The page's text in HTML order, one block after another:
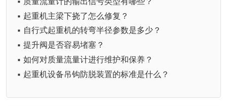
▪ 起重机主梁下挠了怎么修复？
▪ 自行式起重机的转弯半径参数是多少？
▪ 提升阀是否容易堵塞？
▪ 如何对质量流量计进行维护和保养？
▪ 起重机设备吊钩防脱装置的标准是什么？